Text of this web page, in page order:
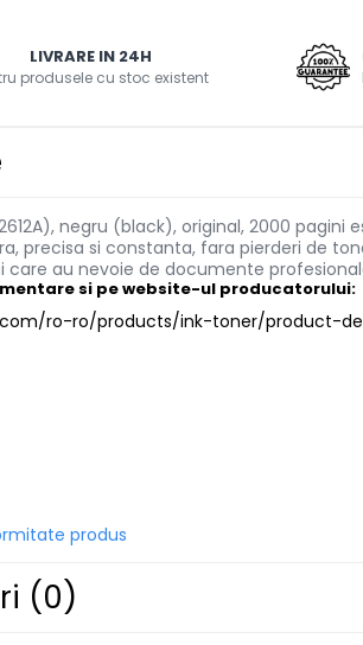
3D
Facebook
LIVRARE IN 24H
produsele cu stoc existent
negru (black), original, 2000
precisa si constanta, fara pierderi de
care au nevoie de documente
si pe website-ul producatorului:
ro-ro/products/ink-toner/product-
produs
(0)